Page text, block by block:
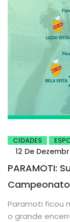
CIDADES
12 De
PARAMOTI:
Paramoti ficou
o grande